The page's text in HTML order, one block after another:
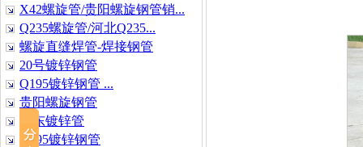
X42螺旋管/贵阳螺旋钢管销...
Q235螺旋管/河北Q235...
螺旋直缝焊管-焊接钢管
20号镀锌钢管
Q195镀锌钢管 ...
贵阳螺旋钢管
山东镀锌管
Q195镀锌钢管